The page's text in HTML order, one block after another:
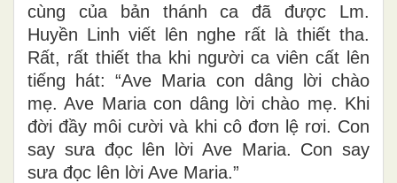
cùng của bản thánh ca đã được Lm.
Huyền Linh viết lên nghe rất là thiết tha.
Rất, rất thiết tha khi người ca viên cất lên
tiếng hát: “Ave Maria con dâng lời chào
mẹ. Ave Maria con dâng lời chào mẹ. Khi
đời đầy môi cười và khi cô đơn lệ rơi. Con
say sưa đọc lên lời Ave Maria. Con say
sưa đọc lên lời Ave Maria.”